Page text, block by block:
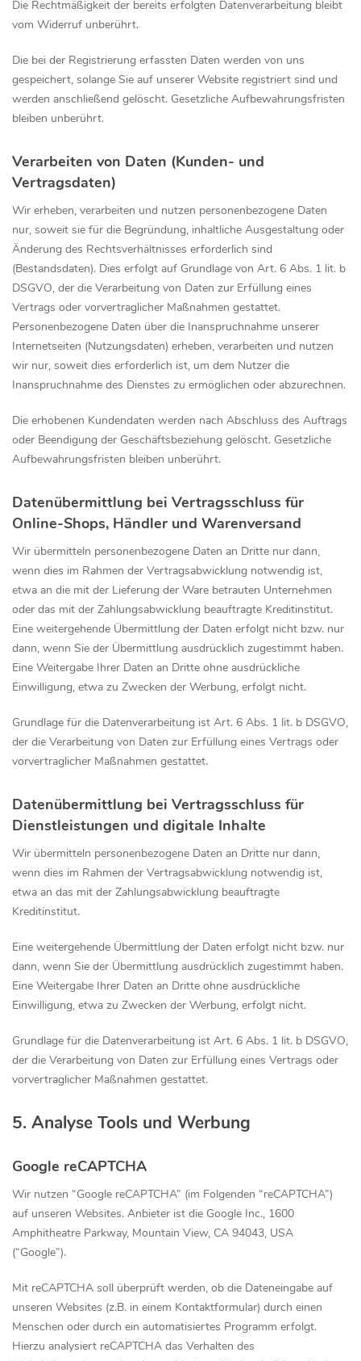
Die Rechtmäßigkeit der bereits erfolgten Datenverarbeitung bleibt
vom Widerruf unberührt.
Die bei der Registrierung erfassten Daten werden von uns
gespeichert, solange Sie auf unserer Website registriert sind und
werden anschließend gelöscht. Gesetzliche Aufbewahrungsfristen
bleiben unberührt.
Verarbeiten von Daten (Kunden- und
Vertragsdaten)
Wir erheben, verarbeiten und nutzen personenbezogene Daten
nur, soweit sie für die Begründung, inhaltliche Ausgestaltung oder
Änderung des Rechtsverhältnisses erforderlich sind
(Bestandsdaten). Dies erfolgt auf Grundlage von Art. 6 Abs. 1 lit. b
DSGVO, der die Verarbeitung von Daten zur Erfüllung eines
Vertrags oder vorvertraglicher Maßnahmen gestattet.
Personenbezogene Daten über die Inanspruchnahme unserer
Internetseiten (Nutzungsdaten) erheben, verarbeiten und nutzen
wir nur, soweit dies erforderlich ist, um dem Nutzer die
Inanspruchnahme des Dienstes zu ermöglichen oder abzurechnen.
Die erhobenen Kundendaten werden nach Abschluss des Auftrags
oder Beendigung der Geschäftsbeziehung gelöscht. Gesetzliche
Aufbewahrungsfristen bleiben unberührt.
Datenübermittlung bei Vertragsschluss für
Online-Shops, Händler und Warenversand
Wir übermitteln personenbezogene Daten an Dritte nur dann,
wenn dies im Rahmen der Vertragsabwicklung notwendig ist,
etwa an die mit der Lieferung der Ware betrauten Unternehmen
oder das mit der Zahlungsabwicklung beauftragte Kreditinstitut.
Eine weitergehende Übermittlung der Daten erfolgt nicht bzw. nur
dann, wenn Sie der Übermittlung ausdrücklich zugestimmt haben.
Eine Weitergabe Ihrer Daten an Dritte ohne ausdrückliche
Einwilligung, etwa zu Zwecken der Werbung, erfolgt nicht.
Grundlage für die Datenverarbeitung ist Art. 6 Abs. 1 lit. b DSGVO,
der die Verarbeitung von Daten zur Erfüllung eines Vertrags oder
vorvertraglicher Maßnahmen gestattet.
Datenübermittlung bei Vertragsschluss für
Dienstleistungen und digitale Inhalte
Wir übermitteln personenbezogene Daten an Dritte nur dann,
wenn dies im Rahmen der Vertragsabwicklung notwendig ist,
etwa an das mit der Zahlungsabwicklung beauftragte
Kreditinstitut.
Eine weitergehende Übermittlung der Daten erfolgt nicht bzw. nur
dann, wenn Sie der Übermittlung ausdrücklich zugestimmt haben.
Eine Weitergabe Ihrer Daten an Dritte ohne ausdrückliche
Einwilligung, etwa zu Zwecken der Werbung, erfolgt nicht.
Grundlage für die Datenverarbeitung ist Art. 6 Abs. 1 lit. b DSGVO,
der die Verarbeitung von Daten zur Erfüllung eines Vertrags oder
vorvertraglicher Maßnahmen gestattet.
5. Analyse Tools und Werbung
Google reCAPTCHA
Wir nutzen “Google reCAPTCHA” (im Folgenden “reCAPTCHA”)
auf unseren Websites. Anbieter ist die Google Inc., 1600
Amphitheatre Parkway, Mountain View, CA 94043, USA
(“Google”).
Mit reCAPTCHA soll überprüft werden, ob die Dateneingabe auf
unseren Websites (z.B. in einem Kontaktformular) durch einen
Menschen oder durch ein automatisiertes Programm erfolgt.
Hierzu analysiert reCAPTCHA das Verhalten des